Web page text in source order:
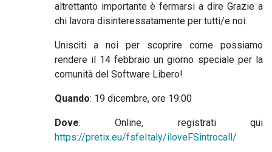
altrettanto importante è fermarsi a dire Grazie a
chi lavora disinteressatamente per tutti/e noi.
Unisciti a noi per scoprire come possiamo
rendere il 14 febbraio un giorno speciale per la
comunità del Software Libero!
Quando: 19 dicembre, ore 19:00
Dove: Online, registrati qui
https://pretix.eu/fsfeItaly/iloveFSintrocall/